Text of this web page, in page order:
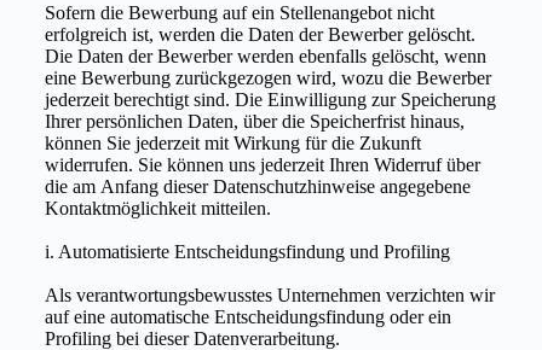
Sofern die Bewerbung auf ein Stellenangebot nicht
erfolgreich ist, werden die Daten der Bewerber gelöscht.
Die Daten der Bewerber werden ebenfalls gelöscht, wenn
eine Bewerbung zurückgezogen wird, wozu die Bewerber
jederzeit berechtigt sind. Die Einwilligung zur Speicherung
Ihrer persönlichen Daten, über die Speicherfrist hinaus,
können Sie jederzeit mit Wirkung für die Zukunft
widerrufen. Sie können uns jederzeit Ihren Widerruf über
die am Anfang dieser Datenschutzhinweise angegebene
Kontaktmöglichkeit mitteilen.
i. Automatisierte Entscheidungsfindung und Profiling
Als verantwortungsbewusstes Unternehmen verzichten wir
auf eine automatische Entscheidungsfindung oder ein
Profiling bei dieser Datenverarbeitung.